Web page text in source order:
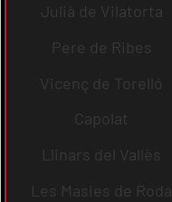
Julià de Vilatorta
Pere de Ribes
Vicenç de Torelló
Capolat
Llinars del Vallès
Les Masies de Roda